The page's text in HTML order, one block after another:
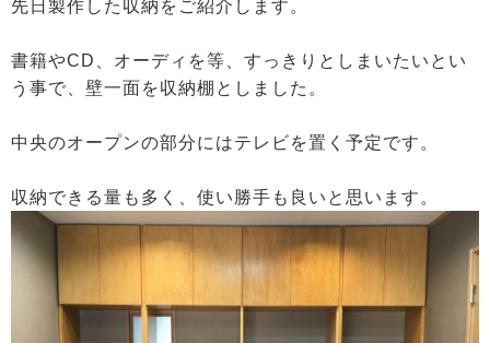
先日製作した収納をご紹介します。
書籍やCD、オーディを等、すっきりとしまいたいとい
う事で、壁一面を収納棚としました。
中央のオープンの部分にはテレビを置く予定です。
収納できる量も多く、使い勝手も良いと思います。